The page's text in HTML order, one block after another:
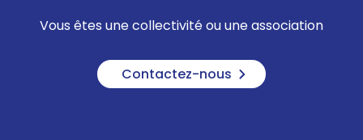
Vous êtes une collectivité ou une association
Contactez-nous